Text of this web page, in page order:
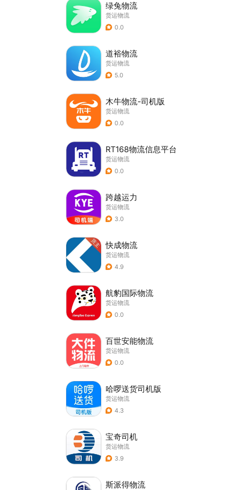
绿兔物流
货运物流
0.0
道裕物流
货运物流
5.0
木牛物流-司机版
货运物流
0.0
RT168物流信息平台
货运物流
0.0
跨越运力
货运物流
3.0
快成物流
货运物流
4.9
航豹国际物流
货运物流
0.0
百世安能物流
货运物流
0.0
哈啰送货司机版
货运物流
4.3
宝奇司机
货运物流
3.9
斯派得物流